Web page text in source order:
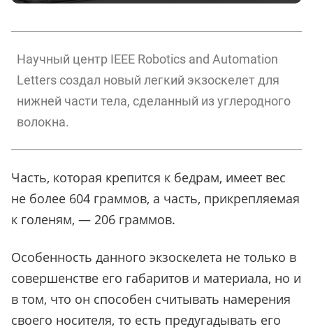
Научный центр IEEE Robotics and Automation
Letters создал новый легкий экзоскелет для
нижней части тела, сделанный из углеродного
волокна.
Часть, которая крепится к бедрам, имеет вес
не более 604 граммов, а часть, прикрепляемая
к голеням, — 206 граммов.
Особенность данного экзоскелета не только в
совершенстве его габаритов и материала, но и
в том, что он способен считывать намерения
своего носителя, то есть предугадывать его